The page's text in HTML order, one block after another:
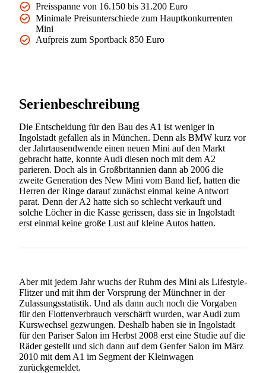
Preisspanne von 16.150 bis 31.200 Euro
Minimale Preisunterschiede zum Hauptkonkurrenten
Mini
Aufpreis zum Sportback 850 Euro
Serienbeschreibung
Die Entscheidung für den Bau des A1 ist weniger in
Ingolstadt gefallen als in München. Denn als BMW kurz vor
der Jahrtausendwende einen neuen Mini auf den Markt
gebracht hatte, konnte Audi diesen noch mit dem A2
parieren. Doch als in Großbritannien dann ab 2006 die
zweite Generation des New Mini vom Band lief, hatten die
Herren der Ringe darauf zunächst einmal keine Antwort
parat. Denn der A2 hatte sich so schlecht verkauft und
solche Löcher in die Kasse gerissen, dass sie in Ingolstadt
erst einmal keine große Lust auf kleine Autos hatten.
Aber mit jedem Jahr wuchs der Ruhm des Mini als Lifestyle-
Flitzer und mit ihm der Vorsprung der Münchner in der
Zulassungsstatistik. Und als dann auch noch die Vorgaben
für den Flottenverbrauch verschärft wurden, war Audi zum
Kurswechsel gezwungen. Deshalb haben sie in Ingolstadt
für den Pariser Salon im Herbst 2008 erst eine Studie auf die
Räder gestellt und sich dann auf dem Genfer Salon im März
2010 mit dem A1 im Segment der Kleinwagen
zurückgemeldet.